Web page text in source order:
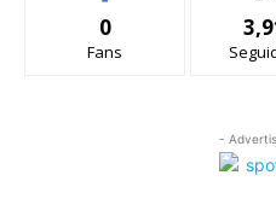
0
Fans
-